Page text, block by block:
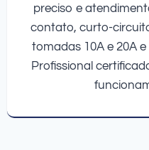
preciso e
contato, curto-
tomadas 10A e 20A
Profissional